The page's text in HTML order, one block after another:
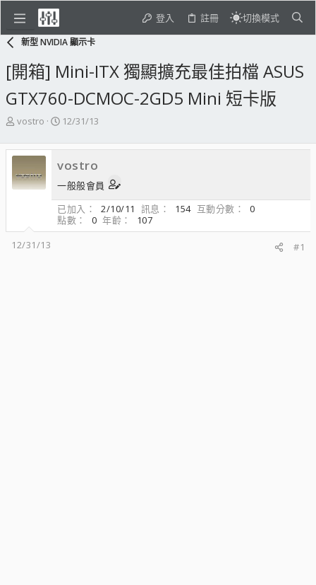
登入 註冊 切換模式
新型 NVIDIA 顯示卡
[開箱] Mini-ITX 獨顯擴充最佳拍檔 ASUS
GTX760-DCMOC-2GD5 Mini 短卡版
主
發
人
vostro
開
日
期
12/31/13
vostro
一般般會員
已加入
2/10/11 訊息 154 互動分數
0
點數
0 年齡
107
12/31/13
#1